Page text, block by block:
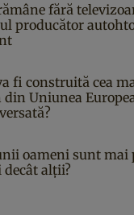
fără
producător
fi construită cea
din Uniunea
oameni sunt mai
alții?